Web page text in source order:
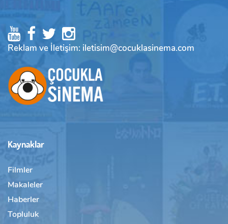
Reklam ve İletişim: iletisim@cocuklasinema.com
Kaynaklar
Filmler
Makaleler
Haberler
Topluluk